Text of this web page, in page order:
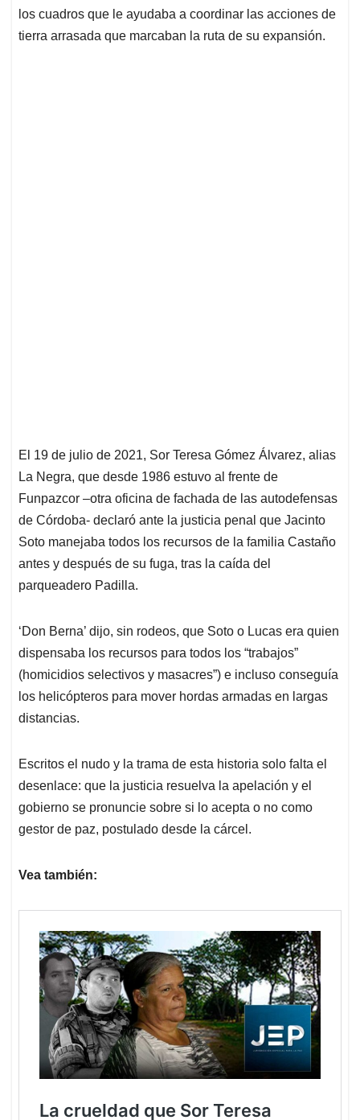
los cuadros que le ayudaba a coordinar las acciones de
tierra arrasada que marcaban la ruta de su expansión.
El 19 de julio de 2021, Sor Teresa Gómez Álvarez, alias
La Negra, que desde 1986 estuvo al frente de
Funpazcor –otra oficina de fachada de las autodefensas
de Córdoba- declaró ante la justicia penal que Jacinto
Soto manejaba todos los recursos de la familia Castaño
antes y después de su fuga, tras la caída del
parqueadero Padilla.
‘Don Berna’ dijo, sin rodeos, que Soto o Lucas era quien
dispensaba los recursos para todos los “trabajos”
(homicidios selectivos y masacres”) e incluso conseguía
los helicópteros para mover hordas armadas en largas
distancias.
Escritos el nudo y la trama de esta historia solo falta el
desenlace: que la justicia resuelva la apelación y el
gobierno se pronuncie sobre si lo acepta o no como
gestor de paz, postulado desde la cárcel.
Vea también: